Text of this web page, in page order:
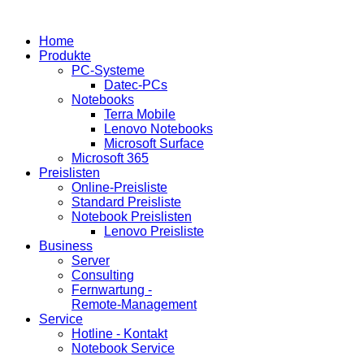
Home
Produkte
PC-Systeme
Datec-PCs
Notebooks
Terra Mobile
Lenovo Notebooks
Microsoft Surface
Microsoft 365
Preislisten
Online-Preisliste
Standard Preisliste
Notebook Preislisten
Lenovo Preisliste
Business
Server
Consulting
Fernwartung -
Remote-Management
Service
Hotline - Kontakt
Notebook Service